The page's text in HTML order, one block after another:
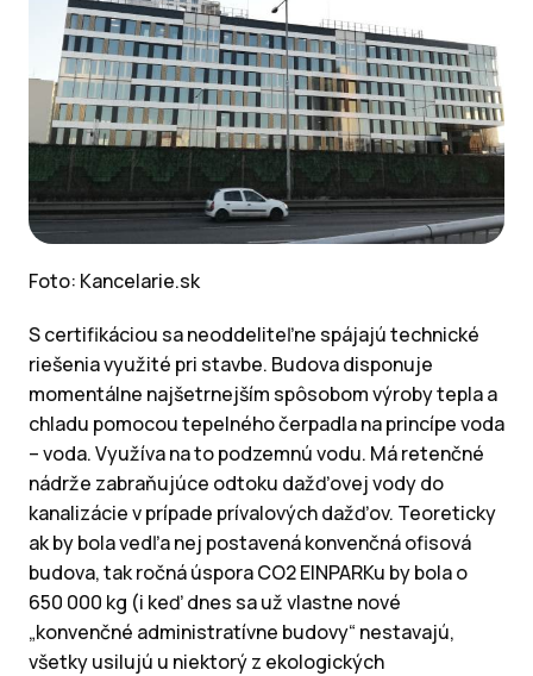
Foto: Kancelarie.sk
S certifikáciou sa neoddeliteľne spájajú technické
riešenia využité pri stavbe. Budova disponuje
momentálne najšetrnejším spôsobom výroby tepla a
chladu pomocou tepelného čerpadla na princípe voda
– voda. Využíva na to podzemnú vodu. Má retenčné
nádrže zabraňujúce odtoku dažďovej vody do
kanalizácie v prípade prívalových dažďov. Teoreticky
ak by bola vedľa nej postavená konvenčná ofisová
budova, tak ročná úspora CO2 EINPARKu by bola o
650 000 kg (i keď dnes sa už vlastne nové
„konvenčné administratívne budovy“ nestavajú,
všetky usilujú u niektorý z ekologických